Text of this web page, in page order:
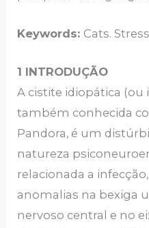
Keywords: Cats.
1 INTRODUÇÃO
A cistite idiopática (ou
também conhecida
Pandora, é um
natureza
relacionada a
anomalias na bexiga
nervoso central e no